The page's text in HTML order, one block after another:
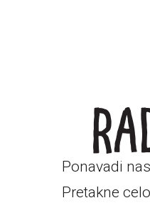
Ponavadi
Pretakne